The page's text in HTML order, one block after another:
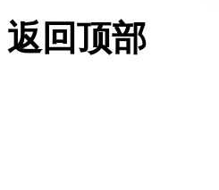
返回顶部